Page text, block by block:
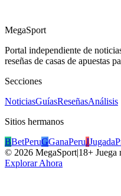
MegaSport
Portal independiente de
reseñas de casas de apuestas
Secciones
NoticiasGuíasReseñasAnálisis
Sitios hermanos
BBetPeruGGanaPeruJ
© 2026 MegaSport|18+ Juega
Explorar Ahora